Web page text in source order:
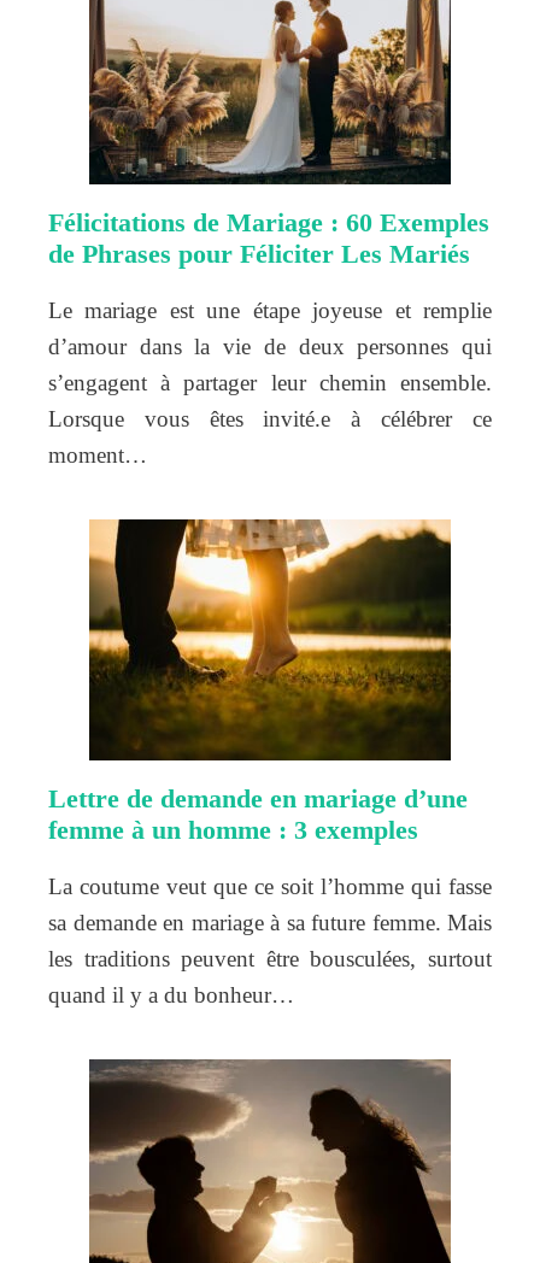
Félicitations de Mariage : 60 Exemples
de Phrases pour Féliciter Les Mariés
Le mariage est une étape joyeuse et remplie
d’amour dans la vie de deux personnes qui
s’engagent à partager leur chemin ensemble.
Lorsque vous êtes invité.e à célébrer ce
moment…
Lettre de demande en mariage d’une
femme à un homme : 3 exemples
La coutume veut que ce soit l’homme qui fasse
sa demande en mariage à sa future femme. Mais
les traditions peuvent être bousculées, surtout
quand il y a du bonheur…